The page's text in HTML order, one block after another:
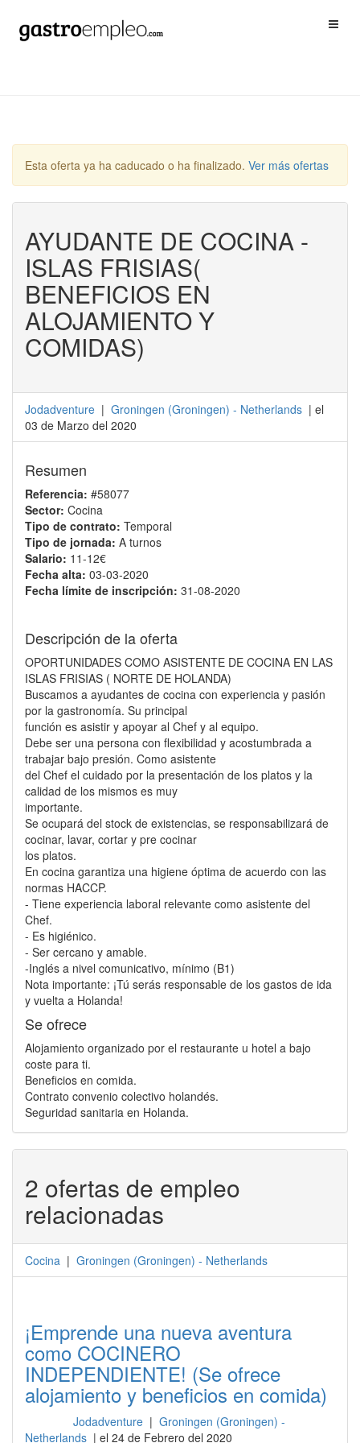
Esta oferta ya ha caducado o ha finalizado. Ver más ofertas
AYUDANTE DE COCINA -
ISLAS FRISIAS(
BENEFICIOS EN
ALOJAMIENTO Y
COMIDAS)
Jodadventure | Groningen (Groningen) - Netherlands | el
03 de Marzo del 2020
Resumen
Referencia: #58077
Sector: Cocina
Tipo de contrato: Temporal
Tipo de jornada: A turnos
Salario: 11-12€
Fecha alta: 03-03-2020
Fecha límite de inscripción: 31-08-2020
Descripción de la oferta
OPORTUNIDADES COMO ASISTENTE DE COCINA EN LAS
ISLAS FRISIAS ( NORTE DE HOLANDA)
Buscamos a ayudantes de cocina con experiencia y pasión
por la gastronomía. Su principal
función es asistir y apoyar al Chef y al equipo.
Debe ser una persona con flexibilidad y acostumbrada a
trabajar bajo presión. Como asistente
del Chef el cuidado por la presentación de los platos y la
calidad de los mismos es muy
importante.
Se ocupará del stock de existencias, se responsabilizará de
cocinar, lavar, cortar y pre cocinar
los platos.
En cocina garantiza una higiene óptima de acuerdo con las
normas HACCP.
- Tiene experiencia laboral relevante como asistente del
Chef.
- Es higiénico.
- Ser cercano y amable.
-Inglés a nivel comunicativo, mínimo (B1)
Nota importante: ¡Tú serás responsable de los gastos de ida
y vuelta a Holanda!
Se ofrece
Alojamiento organizado por el restaurante u hotel a bajo
coste para ti.
Beneficios en comida.
Contrato convenio colectivo holandés.
Seguridad sanitaria en Holanda.
2 ofertas de empleo
relacionadas
Cocina | Groningen (Groningen) - Netherlands
¡Emprende una nueva aventura
como COCINERO
INDEPENDIENTE! (Se ofrece
alojamiento y beneficios en comida)
Jodadventure | Groningen (Groningen) -
Netherlands | el 24 de Febrero del 2020